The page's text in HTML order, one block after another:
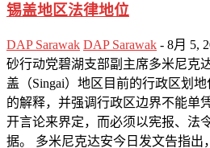
锡盖地区法律地位
DAP Sarawak DAP Sarawak - 8月 5,
砂行动党碧湖支部副主席多米尼克
盖（Singai）地区目前的行政区划
的解释，并强调行政区边界不能单
开言论来界定，而必须以宪报、法
据。 多米尼克达安今日发文告指出